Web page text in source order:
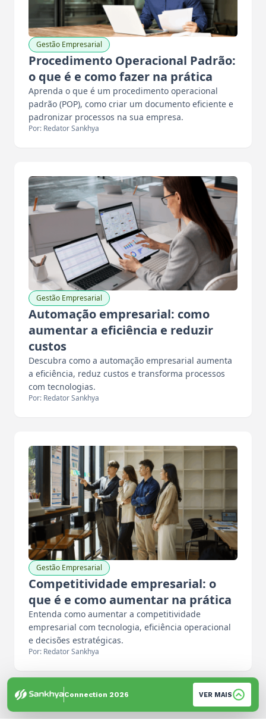
Gestão Empresarial
Procedimento Operacional Padrão:
o que é e como fazer na prática
Aprenda o que é um procedimento operacional
padrão (POP), como criar um documento eficiente e
padronizar processos na sua empresa.
Por: Redator Sankhya
Gestão Empresarial
Automação empresarial: como
aumentar a eficiência e reduzir
custos
Descubra como a automação empresarial aumenta
a eficiência, reduz custos e transforma processos
com tecnologias.
Por: Redator Sankhya
Gestão Empresarial
Competitividade empresarial: o
que é e como aumentar na prática
Entenda como aumentar a competitividade
empresarial com tecnologia, eficiência operacional
e decisões estratégicas.
Por: Redator Sankhya
Connection 2026 VER MAIS